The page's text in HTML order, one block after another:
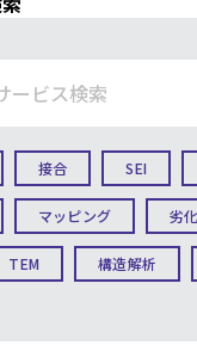
接合 SEI
マッピング 劣
TEM 構造解析